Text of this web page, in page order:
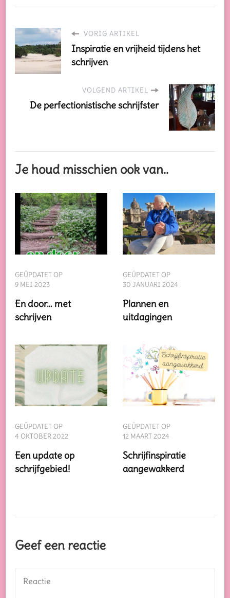
VORIG ARTIKEL
Inspiratie en vrijheid tijdens het
schrijven
VOLGEND ARTIKEL
De perfectionistische schrijfster
Je houd misschien ook van..
GEÜPDATET OP
9 MEI 2023
En door… met
schrijven
GEÜPDATET OP
30 JANUARI 2024
Plannen en
uitdagingen
GEÜPDATET OP
4 OKTOBER 2022
Een update op
schrijfgebied!
GEÜPDATET OP
12 MAART 2024
Schrijfinspiratie
aangewakkerd
Geef een reactie